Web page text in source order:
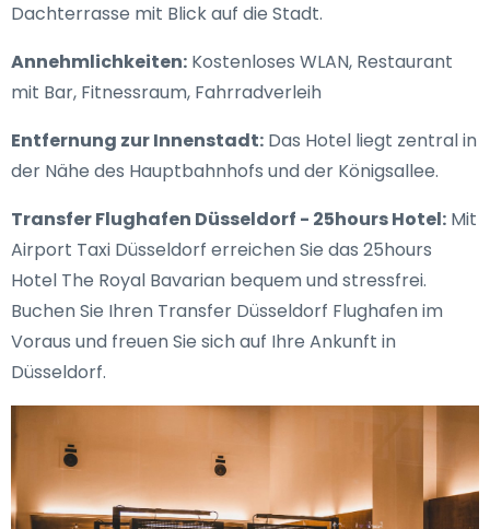
Dachterrasse mit Blick auf die Stadt.
Annehmlichkeiten: Kostenloses WLAN, Restaurant
mit Bar, Fitnessraum, Fahrradverleih
Entfernung zur Innenstadt: Das Hotel liegt zentral in
der Nähe des Hauptbahnhofs und der Königsallee.
Transfer Flughafen Düsseldorf - 25hours Hotel: Mit
Airport Taxi Düsseldorf erreichen Sie das 25hours
Hotel The Royal Bavarian bequem und stressfrei.
Buchen Sie Ihren Transfer Düsseldorf Flughafen im
Voraus und freuen Sie sich auf Ihre Ankunft in
Düsseldorf.